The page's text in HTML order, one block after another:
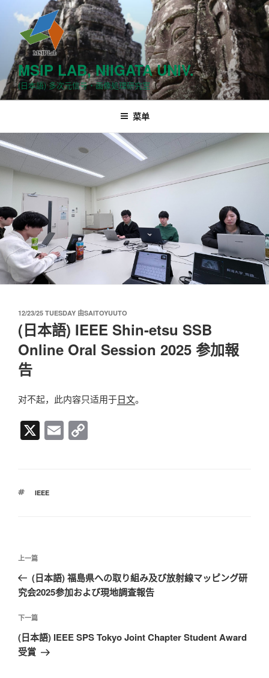
MSIP LAB, NIIGATA UNIV.
(日本語) 多次元信号・画像処理研究室
菜单
发
布
于
12/23/25 TUESDAY 由SAITOYUUTO
(日本語) IEEE Shin-etsu SSB
Online Oral Session 2025 参加報
告
对不起，此内容只适用于日文。
X E
m
标
IEEE
文
导
航
上
一
篇
章
上一篇
(日本語) 福島県への取り組み及び放射線マッピング研
究会2025参加および現地調査報告
下
一
篇
下一篇
(日本語) IEEE SPS Tokyo Joint Chapter Student Award
受賞